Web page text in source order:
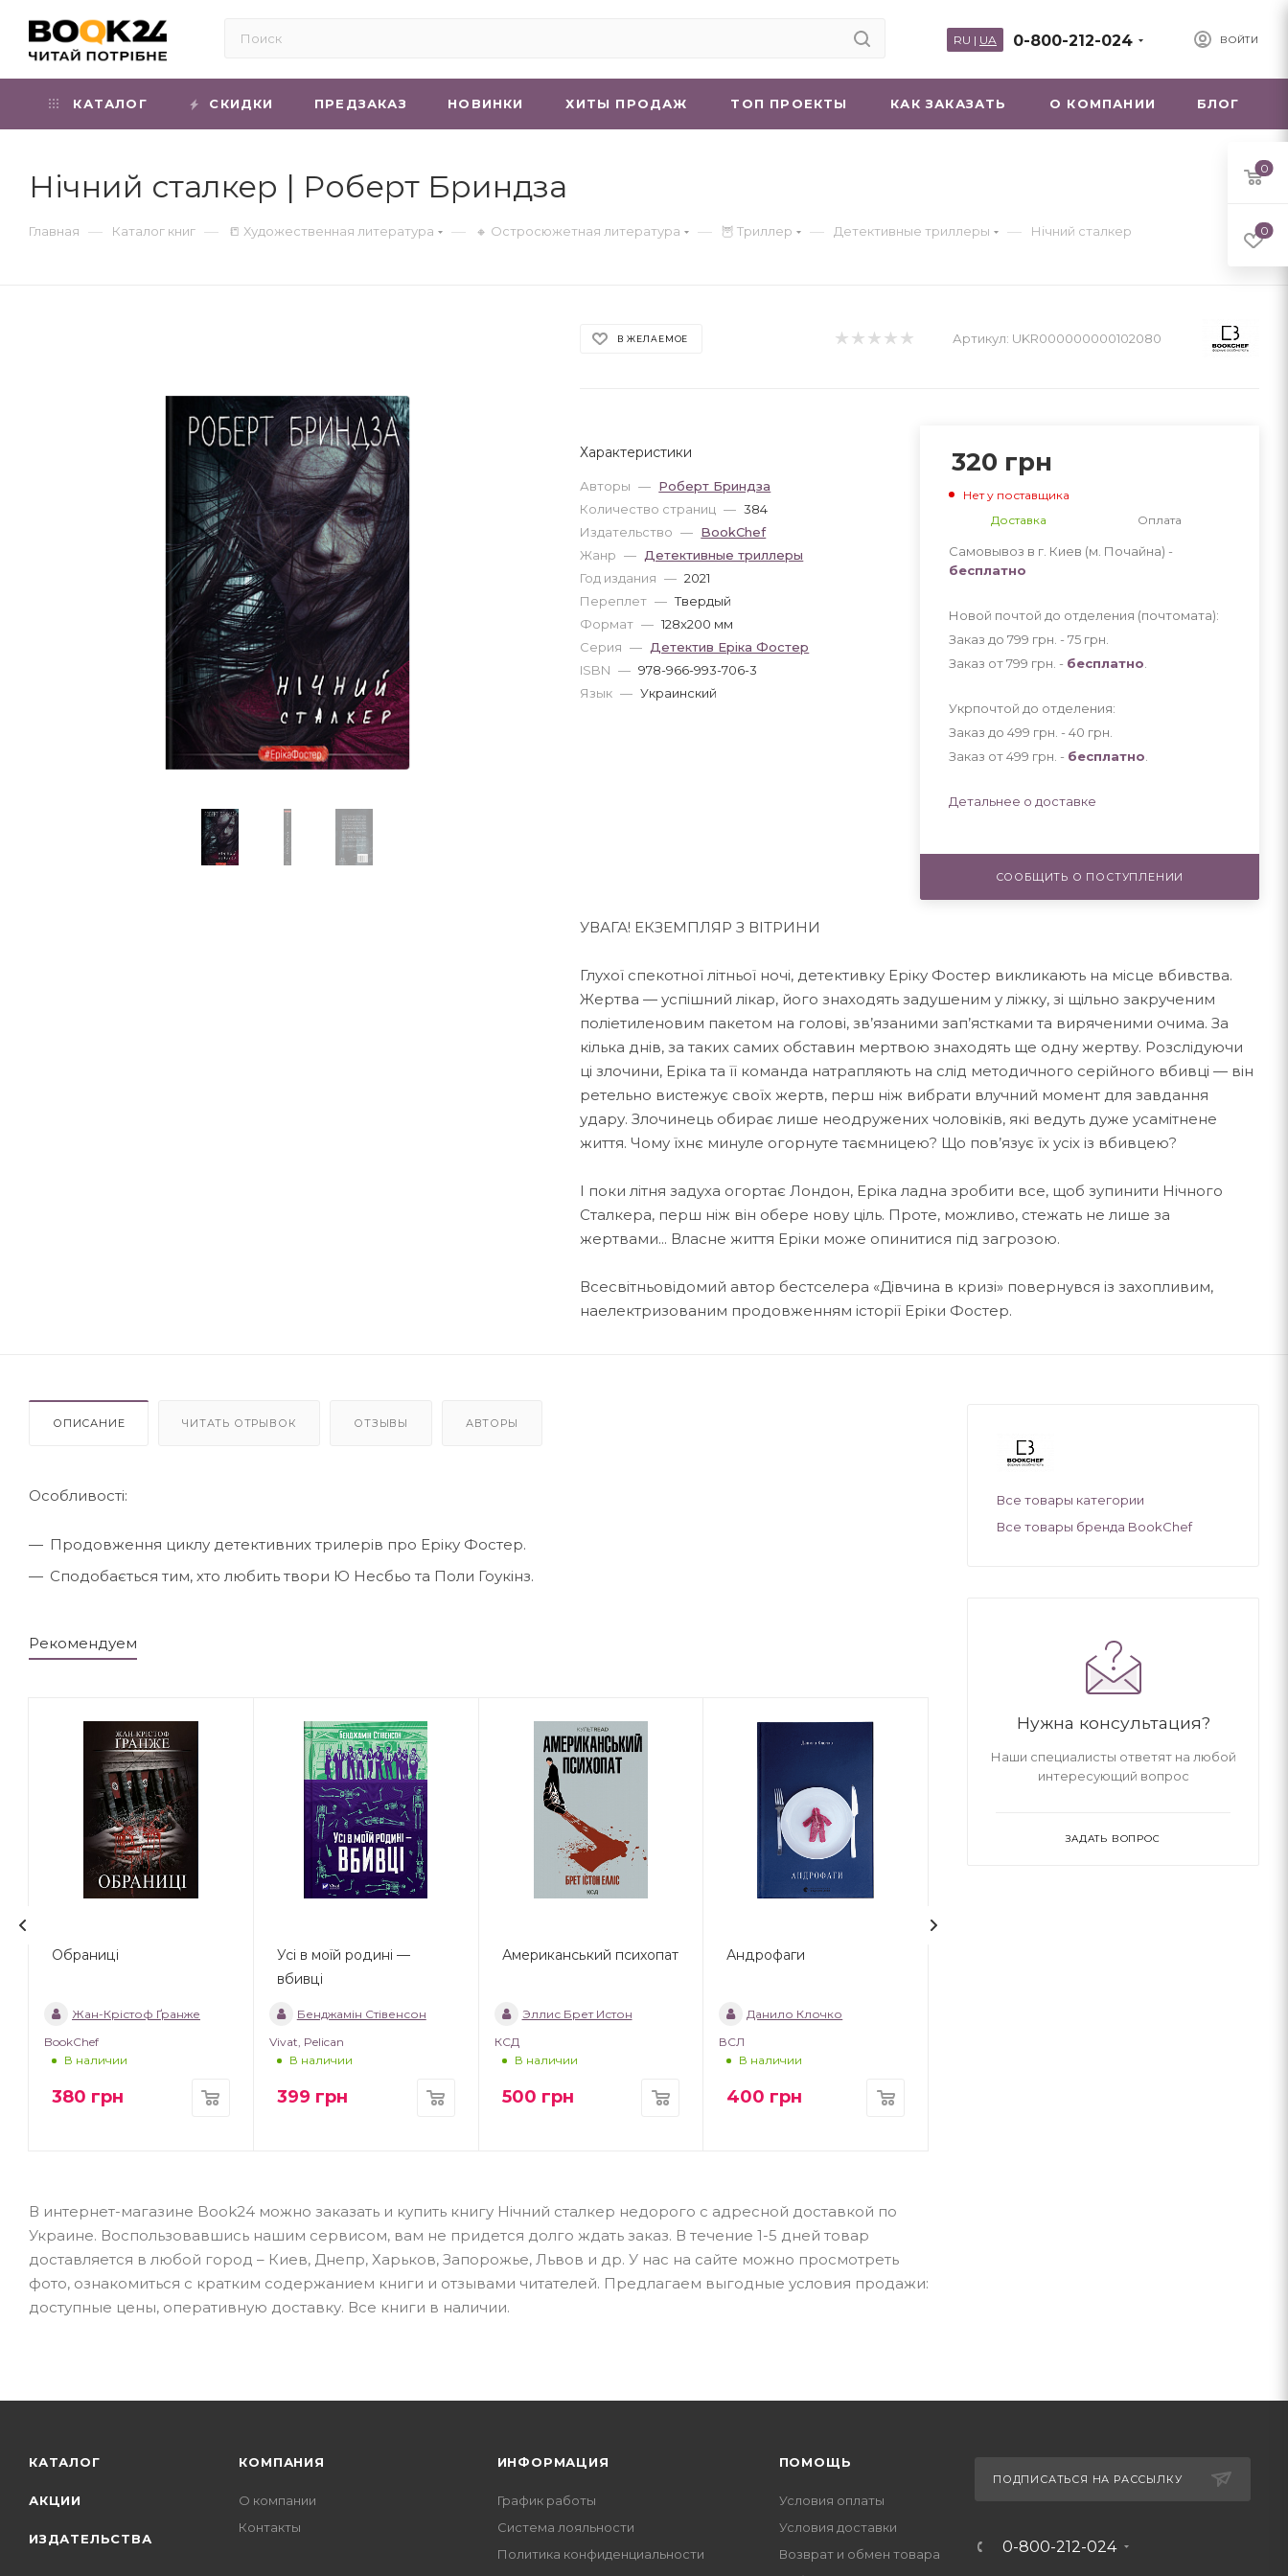
ВОЙТИ
0-800-212-024
RU | UA
КАТАЛОГ СКИДКИ ПРЕДЗАКАЗ НОВИНКИ ХИТЫ ПРОДАЖ ТОП ПРОЕКТЫ КАК ЗАКАЗАТЬ О КОМПАНИИ БЛОГ
Нічний сталкер | Роберт Бриндза
Главная — Каталог книг — 📒 Художественная литература — 🔸 Остросюжетная литература — 🦉 Триллер — Детективные триллеры — Нічний сталкер
В ЖЕЛАЕМОЕ Артикул: UKR000000000102080
Характеристики
Авторы — Роберт Бриндза
Количество страниц — 384
Издательство — BookChef
Жанр — Детективные триллеры
Год издания — 2021
Переплет — Твердый
Формат — 128x200 мм
Серия — Детектив Еріка Фостер
ISBN — 978-966-993-706-3
Язык — Украинский
320 грн
Нет у поставщика
Доставка
Оплата
Самовывоз в г. Киев (м. Почайна) -
бесплатно
Новой почтой до отделения (почтомата):
Заказ до 799 грн. - 75 грн
Заказ от 799 грн. - бесплатно
Укрпочтой до отделения:
Заказ до 499 грн. - 40 грн
Заказ от 499 грн. - бесплатно
Детальнее о доставке
СООБЩИТЬ О ПОСТУПЛЕНИИ
УВАГА! ЕКЗЕМПЛЯР З ВІТРИНИ
Глухої спекотної літньої ночі, детективку Еріку Фостер викликають на місце вбивства.
Жертва — успішний лікар, його знаходять задушеним у ліжку, зі щільно закрученим
поліетиленовим пакетом на голові, зв’язаними зап’ястками та виряченими очима. За
кілька днів, за таких самих обставин мертвою знаходять ще одну жертву. Розслідуючи
ці злочини, Еріка та її команда натрапляють на слід методичного серійного вбивці — він
ретельно вистежує своїх жертв, перш ніж вибрати влучний момент для завдання
удару. Злочинець обирає лише неодружених чоловіків, які ведуть дуже усамітнене
життя. Чому їхнє минуле огорнуте таємницею? Що пов’язує їх усіх із вбивцею?
І поки літня задуха огортає Лондон, Еріка ладна зробити все, щоб зупинити Нічного
Сталкера, перш ніж він обере нову ціль. Проте, можливо, стежать не лише за
жертвами... Власне життя Еріки може опинитися під загрозою.
Всесвітньовідомий автор бестселера «Дівчина в кризі» повернувся із захопливим,
наелектризованим продовженням історії Еріки Фостер.
ОПИСАНИЕ ЧИТАТЬ ОТРЫВОК ОТЗЫВЫ АВТОРЫ
Особливості:
Продовження циклу детективних трилерів про Еріку Фостер.
Сподобається тим, хто любить твори Ю Несбьо та Поли Гоукінз.
Рекомендуем
Обраниці
Жан-Крістоф Ґранже
BookChef
В наличии
380 грн
Усі в моїй родині —
вбивці
Бенджамін Стівенсон
Vivat, Pelican
В наличии
399 грн
Американський психопат
Эллис Брет Истон
КСД
В наличии
500 грн
Андрофаги
Данило Клочко
ВСЛ
В наличии
400 грн
В интернет-магазине Book24 можно заказать и купить книгу Нічний сталкер недорого с адресной доставкой по
Украине. Воспользовавшись нашим сервисом, вам не придется долго ждать заказ. В течение 1-5 дней товар
доставляется в любой город – Киев, Днепр, Харьков, Запорожье, Львов и др. У нас на сайте можно просмотреть
фото, ознакомиться с кратким содержанием книги и отзывами читателей. Предлагаем выгодные условия продажи:
доступные цены, оперативную доставку. Все книги в наличии.
Все товары категории
Все товары бренда BookChef
Нужна консультация?
Наши специалисты ответят на любой
интересующий вопрос
ЗАДАТЬ ВОПРОС
КАТАЛОГ
АКЦИИ
ИЗДАТЕЛЬСТВА
КОМПАНИЯ
О компании
Контакты
ИНФОРМАЦИЯ
График работы
Система лояльности
Политика конфиденциальности
ПОМОЩЬ
Условия оплаты
Условия доставки
Возврат и обмен товара
ПОДПИСАТЬСЯ НА РАССЫЛКУ
0-800-212-024
0
0